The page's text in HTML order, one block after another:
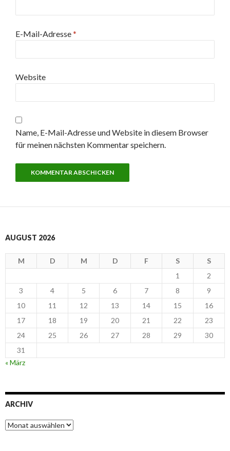
E-Mail-Adresse*
Website
Name, E-Mail-Adresse und Website in diesem Browser
für meinen nächsten Kommentar speichern.
AUGUST 2026
M D M D F S
S
1
2
3
4 5 6 7 8
9
10
11 12 13 14 15
16
17
18 19 20 21 22
23
24
25 26 27 28 29
30
31
« März
ARCHIV
Archiv